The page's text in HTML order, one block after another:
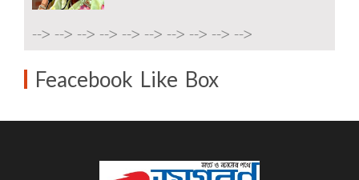
--> --> --> --> --> --> --> --> --> -->
Feacebook Like Box